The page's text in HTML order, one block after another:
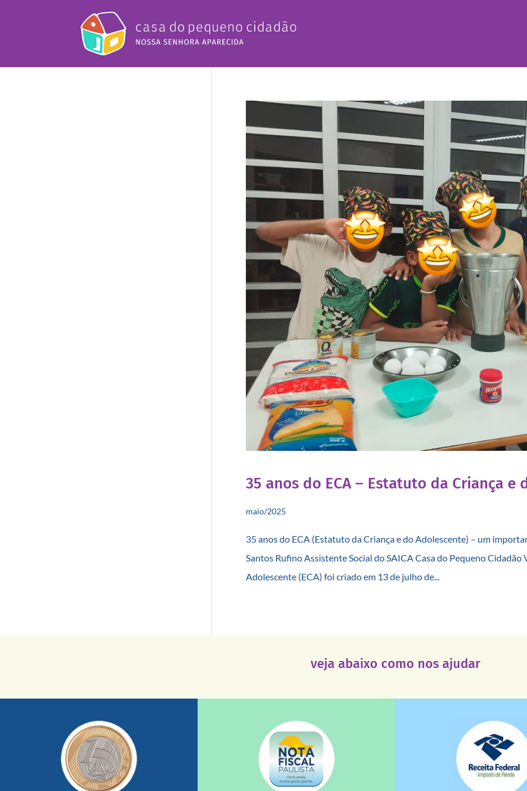
35 anos do ECA – Estatuto da Criança e
maio/2025
35 anos do ECA (Estatuto da Criança e do Adolescente) – um
Santos Rufino Assistente Social do SAICA Casa do Pequeno Cidadão
Adolescente (ECA) foi criado em 13 de julho de...
veja abaixo como nos ajudar
mostrando tudo o que fizemos com a
sua ajuda somada a de outras pessoas.
saiba mais
saiba mais saiba mais